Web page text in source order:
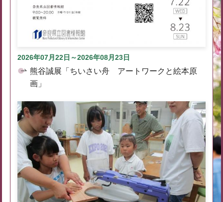
2026年07月22日～2026年08月23日
熊谷誠展「ちいさい舟 アートワークと絵本原
画」